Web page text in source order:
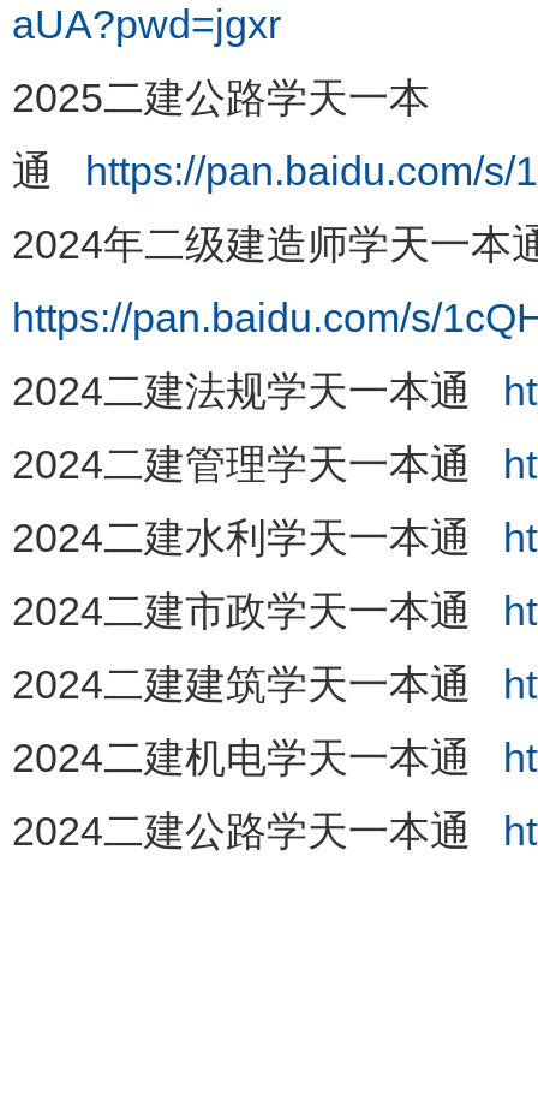
aUA?pwd=jgxr
2025二建公路学天一本
通 https://pan.baidu.com/
2024年二级建造师学天一本
https://pan.baidu.com/s/
2024二建法规学天一本通
2024二建管理学天一本通
2024二建水利学天一本通
2024二建市政学天一本通
2024二建建筑学天一本通
2024二建机电学天一本通
2024二建公路学天一本通